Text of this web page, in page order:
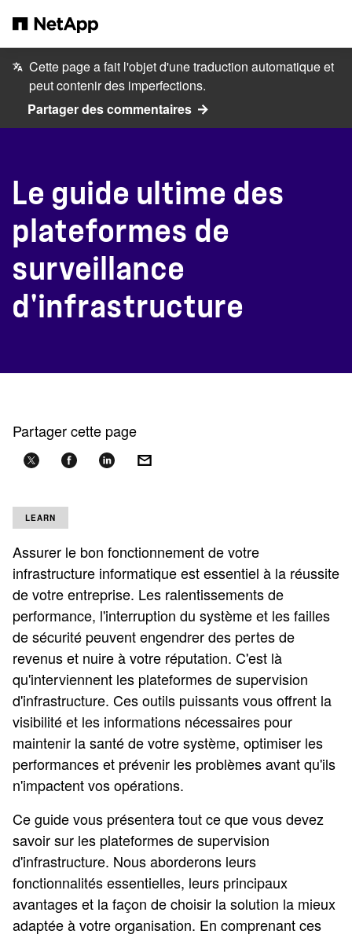
Cette page a fait l'objet d'une traduction automatique et
peut contenir des imperfections.
Partager des commentaires
Le guide ultime des
plateformes de
surveillance
d'infrastructure
Partager cette page
LEARN
Assurer le bon fonctionnement de votre
infrastructure informatique est essentiel à la réussite
de votre entreprise. Les ralentissements de
performance, l'interruption du système et les failles
de sécurité peuvent engendrer des pertes de
revenus et nuire à votre réputation. C'est là
qu'interviennent les plateformes de supervision
d'infrastructure. Ces outils puissants vous offrent la
visibilité et les informations nécessaires pour
maintenir la santé de votre système, optimiser les
performances et prévenir les problèmes avant qu'ils
n'impactent vos opérations.
Ce guide vous présentera tout ce que vous devez
savoir sur les plateformes de supervision
d'infrastructure. Nous aborderons leurs
fonctionnalités essentielles, leurs principaux
avantages et la façon de choisir la solution la mieux
adaptée à votre organisation. En comprenant ces